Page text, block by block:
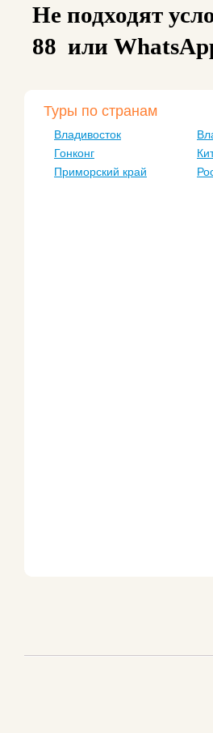
Не подходят
88 или
Туры по странам
Владивосток
Гонконг
Приморский край